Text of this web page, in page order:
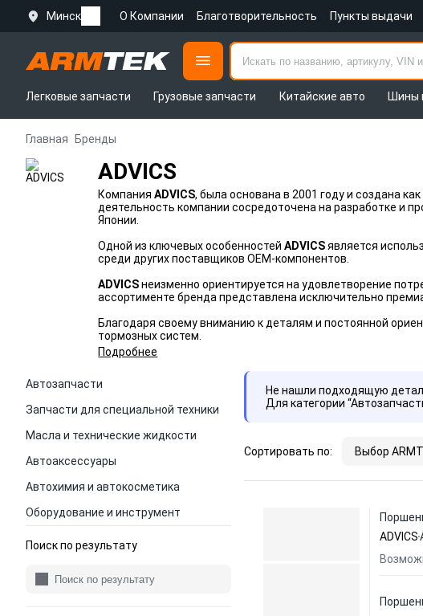
Минск О Компании Благотворительность Пункты выдачи
Легковые запчасти
Грузовые запчасти Китайские авто Шины
Главная Бренды
ADVICS
КомпанияADVICS, была основана в 2001 году и создана
деятельность компании сосредоточена на разработке и
Японии.
Одной из ключевых особенностейADVICSявляется
среди других поставщиков OEM-компонентов.
ADVICSнеизменно ориентируется на удовлетворение
ассортименте бренда представлена исключительно
Благодаря своему вниманию к деталям и постоянной
тормозных систем.
Подробнее
Автозапчасти
Запчасти для специальной техники
Масла и технические жидкости
Автоаксессуары
Автохимия и автокосметика
Оборудование и инструмент
Поиск по результату
Не нашли подходящую
Для категории
Сортировать по: Выбор
ADVICS